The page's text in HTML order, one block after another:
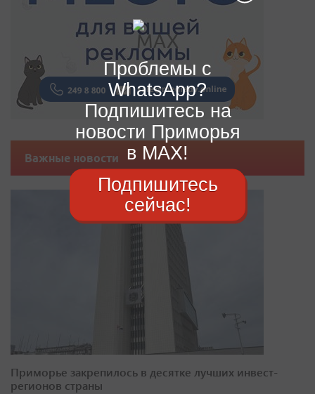
Важные новости
Приморье закрепилось в десятке лучших инвест-
регионов страны
Проблемы с
WhatsApp?
Подпишитесь на
новости Приморья
в MAX!
Подпишитесь
сейчас!